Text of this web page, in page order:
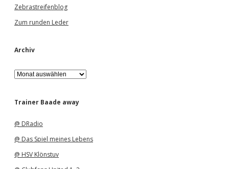
Zebrastreifenblog
Zum runden Leder
Archiv
A
r
h
Trainer Baade away
@ DRadio
@ Das Spiel meines Lebens
@ HSV Klönstuv